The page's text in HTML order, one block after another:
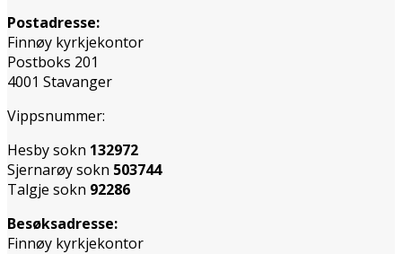
Postadresse:
Finnøy kyrkjekontor
Postboks 201
4001 Stavanger
Vippsnummer:
Hesby sokn 132972
Sjernarøy sokn 503744
Talgje sokn 92286
Besøksadresse:
Finnøy kyrkjekontor